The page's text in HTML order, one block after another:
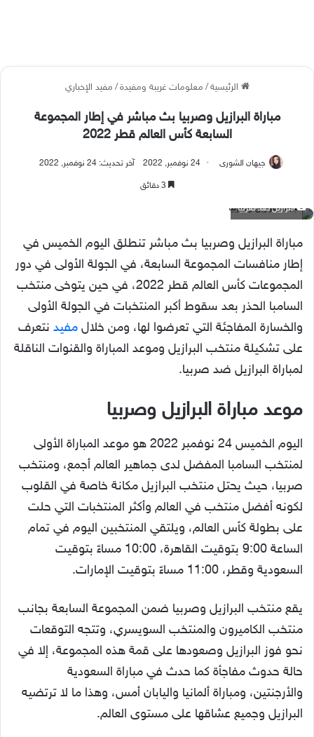
الرئيسية / معلومات غريبة ومفيدة / مفيد الإخباري
مباراة البرازيل وصربيا بث مباشر في إطار المجموعة
السابعة كأس العالم قطر 2022
جيهان الشورى 24 نوفمبر, 2022 آخر تحديث: 24 نوفمبر, 2022
البرازيل ضد صربيا
مباراة البرازيل وصربيا بث مباشر تنطلق اليوم الخميس في
إطار منافسات المجموعة السابعة، في الجولة الأولى في دور
المجموعات كأس العالم قطر 2022، في حين يتوخى منتخب
السامبا الحذر بعد سقوط أكبر المنتخبات في الجولة الأولى
والخسارة المفاجئة التي تعرضوا لها، ومن خلال مفيد نتعرف
على تشكيلة منتخب البرازيل وموعد المباراة والقنوات الناقلة
لمباراة البرازيل ضد صربيا.
موعد مباراة البرازيل وصربيا
اليوم الخميس 24 نوفمبر 2022 هو موعد المباراة الأولى
لمنتخب السامبا المفضل لدى جماهير العالم أجمع، ومنتخب
صربيا، حيث يحتل منتخب البرازيل مكانة خاصة في القلوب
لكونه أفضل منتخب في العالم وأكثر المنتخبات التي حلت
على بطولة كأس العالم، ويلتقي المنتخبين اليوم في تمام
الساعة 9:00 بتوقيت القاهرة، 10:00 مساءً بتوقيت
السعودية وقطر، 11:00 مساءً بتوقيت الإمارات.
يقع منتخب البرازيل وصربيا ضمن المجموعة السابعة بجانب
منتخب الكاميرون والمنتخب السويسري، وتتجه التوقعات
نحو فوز البرازيل وصعودها على قمة هذه المجموعة، إلا في
حالة حدوث مفاجأة كما حدث في مباراة السعودية
والأرجنتين، ومباراة ألمانيا واليابان أمس، وهذا ما لا ترتضيه
البرازيل وجميع عشاقها على مستوى العالم.